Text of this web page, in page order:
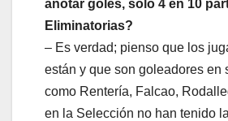
anotar goles, solo 4 en 10
Eliminatorias?
– Es verdad; pienso que los
están y que son goleadores en
como Rentería, Falcao,
en la Selección no han tenido